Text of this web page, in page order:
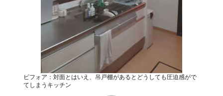
ビフォア：対面とはいえ、吊戸棚があるとどうしても圧迫感がで
てしまうキッチン